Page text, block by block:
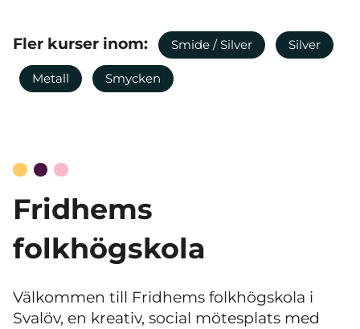
Fler kurser inom: Smide / Silver Silver
Metall Smycken
Fridhems
folkhögskola
Välkommen till Fridhems folkhögskola i
Svalöv, en kreativ, social mötesplats med